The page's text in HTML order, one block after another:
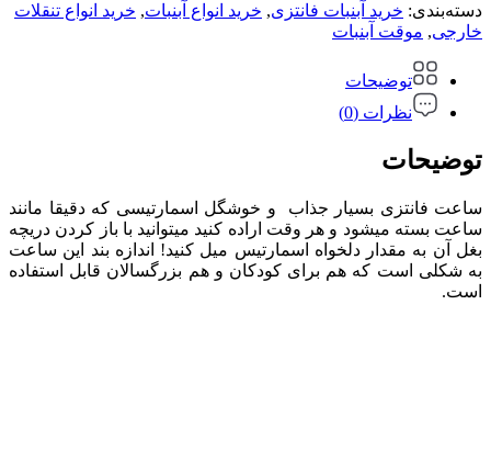
دسته‌بندی: خرید آبنبات فانتزی, خرید انواع آبنبات, خرید انواع تنقلات
خارجی, موقت آبنبات
توضیحات
نظرات (0)
توضیحات
ساعت فانتزی بسیار جذاب و خوشگل اسمارتیسی که دقیقا مانند
ساعت بسته میشود و هر وقت اراده کنید میتوانید با باز کردن دریچه
بغل آن به مقدار دلخواه اسمارتیس میل کنید! اندازه بند این ساعت
به شکلی است که هم برای کودکان و هم بزرگسالان قابل استفاده
است.